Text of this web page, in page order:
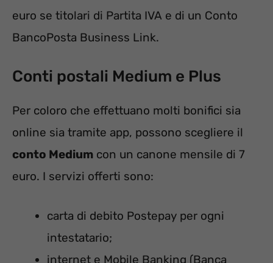
euro se titolari di Partita IVA e di un Conto
BancoPosta Business Link.
Conti postali Medium e Plus
Per coloro che effettuano molti bonifici sia
online sia tramite app, possono scegliere il
conto Medium con un canone mensile di 7
euro. I servizi offerti sono:
carta di debito Postepay per ogni
intestatario;
internet e Mobile Banking (Banca